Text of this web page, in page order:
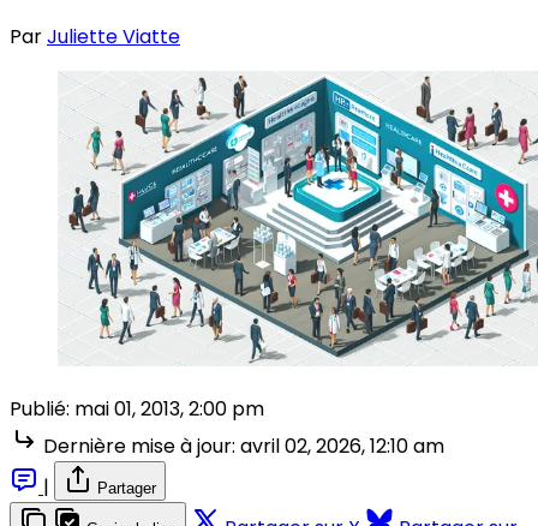
ParJuliette Viatte
Publié: mai 01, 2013, 2:00 pm
Dernière mise à jour: avril 02, 2026, 12:10 am
|
Partager